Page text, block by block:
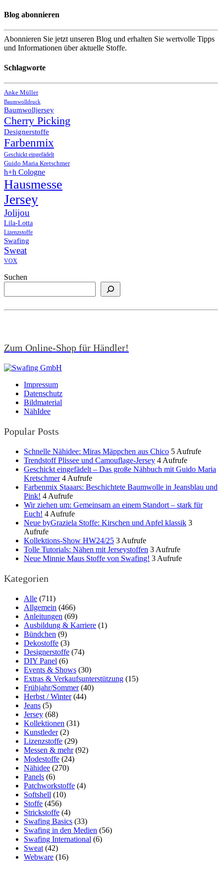
Blog abonnieren
Abonnieren Sie jetzt unseren Blog und erhalten Sie wertvolle Tipps
und Informationen über aktuelle Stoffe.
Schlagworte
Anke Müller
Baumwolldruck
Baumwolljersey
Cherry Picking
Designerstoffe
Farbenmix
Geschickt eingefädelt
Guido Maria Kretschmer
h+h Cologne
Hausmesse
Jersey
Jolijou
Lila-Lotta
Lizenzstoffe
Swafing
Sweat
VOX
Suchen
Zum Online-Shop für Händler!
Impressum
Datenschutz
Bildmaterial
NähIdee
Popular Posts
Schnelle Nähidee: Miras Mäppchen aus Chico 5 Aufrufe
Trendstoff Plissee und Camouflage-Jersey 4 Aufrufe
Geschickt eingefädelt – Das große Nähbuch mit Guido Maria
Kretschmer 4 Aufrufe
Farbenmix Staaars: Beschichtete Baumwolle in Jeansblau und
Pink! 4 Aufrufe
Wir ziehen um: Gemeinsam an einem Standort – stark für
Euch! 4 Aufrufe
Neue byGraziela Stoffe: Kirschen und Apfel klassik 3
Aufrufe
Kollektions-Show HW24/25 3 Aufrufe
Tolle Tutorials: Nähen mit Jerseystoffen 3 Aufrufe
Neue Minnie Maus Stoffe von Swafing! 3 Aufrufe
Kategorien
Alle (711)
Allgemein (466)
Anleitungen (69)
Ausbildung & Karriere (1)
Bündchen (9)
Dekostoffe (3)
Designerstoffe (74)
DIY Panel (6)
Events & Shows (30)
Extras & Verkaufsunterstützung (15)
Frühjahr/Sommer (40)
Herbst / Winter (44)
Jeans (5)
Jersey (68)
Kollektionen (31)
Kunstleder (2)
Lizenzstoffe (29)
Messen & mehr (92)
Modestoffe (24)
Nähidee (270)
Panels (6)
Patchworkstoffe (4)
Softshell (10)
Stoffe (456)
Strickstoffe (4)
Swafing Basics (33)
Swafing in den Medien (56)
Swafing International (6)
Sweat (42)
Webware (16)